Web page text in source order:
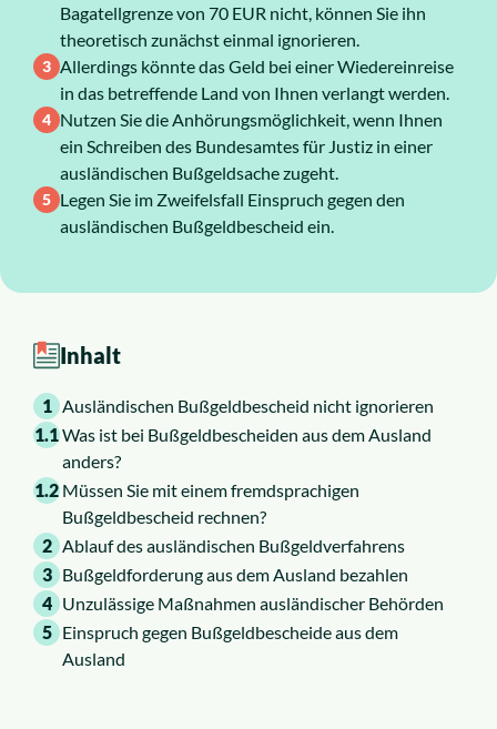
Bagatellgrenze von 70 EUR nicht, können Sie ihn
theoretisch zunächst einmal ignorieren.
Allerdings könnte das Geld bei einer Wiedereinreise
in das betreffende Land von Ihnen verlangt werden.
Nutzen Sie die Anhörungsmöglichkeit, wenn Ihnen
ein Schreiben des Bundesamtes für Justiz in einer
ausländischen Bußgeldsache zugeht.
Legen Sie im Zweifelsfall Einspruch gegen den
ausländischen Bußgeldbescheid ein.
Inhalt
1 Ausländischen Bußgeldbescheid nicht ignorieren
1.1Was ist bei Bußgeldbescheiden aus dem Ausland
anders?
1.2 Müssen Sie mit einem fremdsprachigen
Bußgeldbescheid rechnen?
2 Ablauf des ausländischen Bußgeldverfahrens
3 Bußgeldforderung aus dem Ausland bezahlen
4 Unzulässige Maßnahmen ausländischer Behörden
5 Einspruch gegen Bußgeldbescheide aus dem
Ausland